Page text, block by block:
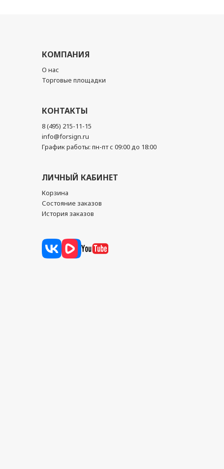
КОМПАНИЯ
О нас
Торговые площадки
КОНТАКТЫ
8 (495) 215-11-15
info@forsign.ru
График работы: пн-пт с 09:00 до 18:00
ЛИЧНЫЙ КАБИНЕТ
Корзина
Состояние заказов
История заказов